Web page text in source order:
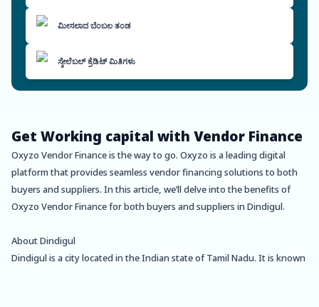
ಮೀಸಲಾದ ಬೆಂಬಲ ತಂಡ
ಸ್ಕೇಲೆಬಲ್ ಕ್ರೆಡಿಟ್ ಮಿತಿಗಳು
Get Working capital with Vendor Finance
Oxyzo Vendor Finance is the way to go. Oxyzo is a leading digital
platform that provides seamless vendor financing solutions to both
buyers and suppliers. In this article, we’ll delve into the benefits of
Oxyzo Vendor Finance for both buyers and suppliers in Dindigul.
About Dindigul
Dindigul is a city located in the Indian state of Tamil Nadu. It is known